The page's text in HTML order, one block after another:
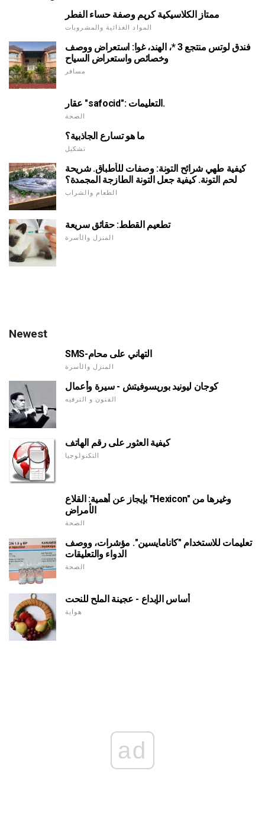
ممتاز الكلاسيكية كريم وصفة حساء الفطر
المواد الغذائية والمشروبات
فندق لوتس منتجع 3 *، الهند، غوا: استعراض ووصف
وخصائص واستعراض السياح
مسافر
عقار "safocid": التعليمات.
الصحة
ما هو تسارع الجاذبية؟
تشكيل
كيفية طهي شرائح التونة: وصفات للأطباق. شريحة
لحم التونة. كيفية جعل التونة الطازجة المجمدة؟
الطعام والشراب
تطعيم القطط: حقائق سريعة
المنزل والأسرة
Newest
SMS-التهاني على محام
المنزل والأسرة
كوجان ليونيد بوريسوفيتش - سيرة وأعمال
الفنون و الترفيه
كيفية العثور على رقم الهاتف
التكنولوجيا
بإيجاز عن أهمية: القلاع "Hexicon" وغيرها من
الأمراض
الصحة
تعليمات للاستخدام "كانامايسين". مؤشرات، ووصف
الدواء والتعليقات
الصحة
أساس الإبداع - عجينة الملح للنحت
هواية
ad